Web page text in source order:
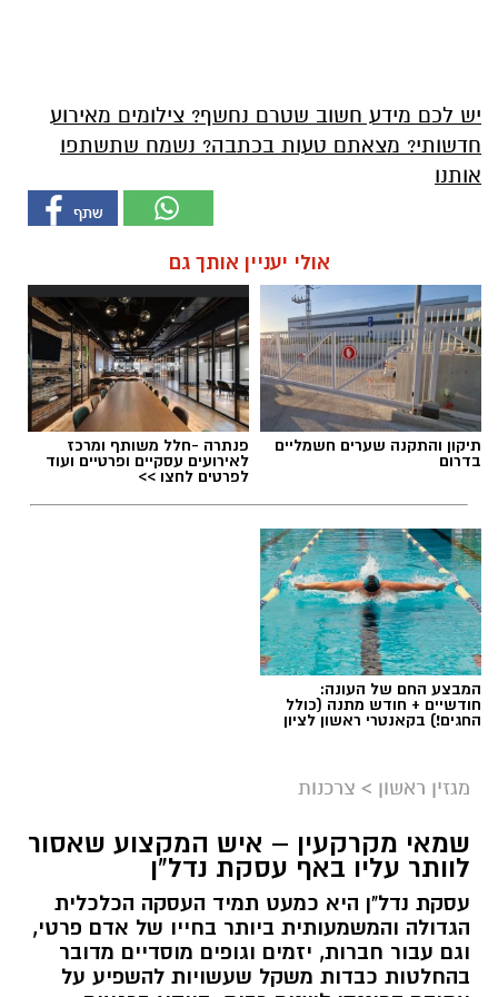
יש לכם מידע חשוב שטרם נחשף? צילומים מאירוע
חדשותי? מצאתם טעות בכתבה? נשמח שתשתפו
אותנו
אולי יעניין אותך גם
תיקון והתקנה שערים חשמליים
בדרום
פנתרה -חלל משותף ומרכז
לאירועים עסקיים ופרטיים ועוד
לפרטים לחצו >>
המבצע החם של העונה:
חודשיים + חודש מתנה (כולל
החגים!) בקאנטרי ראשון לציון
מגזין ראשון > צרכנות
שמאי מקרקעין – איש המקצוע שאסור
לוותר עליו באף עסקת נדל"ן
עסקת נדל"ן היא כמעט תמיד העסקה הכלכלית
הגדולה והמשמעותית ביותר בחייו של אדם פרטי,
וגם עבור חברות, יזמים וגופים מוסדיים מדובר
בהחלטות כבדות משקל שעשויות להשפיע על